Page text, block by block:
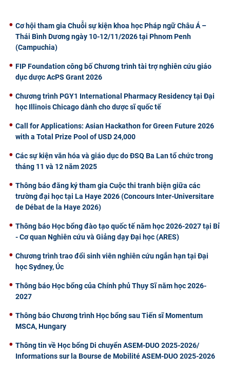
Cơ hội tham gia Chuỗi sự kiện khoa học Pháp ngữ Châu Á –
Thái Bình Dương ngày 10-12/11/2026 tại Phnom Penh
(Campuchia)
FIP Foundation công bố Chương trình tài trợ nghiên cứu giáo
dục dược AcPS Grant 2026
Chương trình PGY1 International Pharmacy Residency tại Đại
học Illinois Chicago dành cho dược sĩ quốc tế
Call for Applications: Asian Hackathon for Green Future 2026
with a Total Prize Pool of USD 24,000
Các sự kiện văn hóa và giáo dục do ĐSQ Ba Lan tổ chức trong
tháng 11 và 12 năm 2025
Thông báo đăng ký tham gia Cuộc thi tranh biện giữa các
trường đại học tại La Haye 2026 (Concours Inter-Universitare
de Débat de la Haye 2026)
Thông báo Học bổng đào tạo quốc tế năm học 2026-2027 tại Bỉ
- Cơ quan Nghiên cứu và Giảng dạy Đại học (ARES)
Chương trình trao đổi sinh viên nghiên cứu ngắn hạn tại Đại
học Sydney, Úc
Thông báo Học bổng của Chính phủ Thụy Sĩ năm học 2026-
2027
Thông báo Chương trình Học bổng sau Tiến sĩ Momentum
MSCA, Hungary
Thông tin về Học bổng Di chuyển ASEM-DUO 2025-2026/
Informations sur la Bourse de Mobilité ASEM-DUO 2025-2026